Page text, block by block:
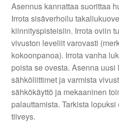
Asennus kannattaa suorittaa
Irrota sisäverhoilu
kiinnityspisteisiin. Irrota oviin
vivuston leveliit varovasti
kokoonpanoa). Irrota vanha
poista se ovesta. Asenna
sähköliittimet ja varmista
sähkökäyttö ja mekaaninen
palauttamista. Tarkista
tiiveys.